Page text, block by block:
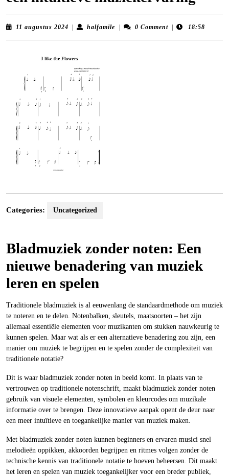
11 augustus 2024 11
halfamile halfamile0 Comment 18:58
Categories: Uncategorized
Bladmuziek zonder noten: Een
nieuwe benadering van muziek
leren en spelen
Traditionele bladmuziek is al eeuwenlang de standaardmethode om muziek
te noteren en te delen. Notenbalken, sleutels, maatsoorten – het zijn
allemaal essentiële elementen voor muzikanten om stukken nauwkeurig te
kunnen spelen. Maar wat als er een alternatieve benadering zou zijn, een
manier om muziek te begrijpen en te spelen zonder de complexiteit van
traditionele notatie?
Dit is waar bladmuziek zonder noten in beeld komt. In plaats van te
vertrouwen op traditionele notenschrift, maakt bladmuziek zonder noten
gebruik van visuele elementen, symbolen en kleurcodes om muzikale
informatie over te brengen. Deze innovatieve aanpak opent de deur naar
een meer intuïtieve en toegankelijke manier van muziek maken.
Met bladmuziek zonder noten kunnen beginners en ervaren musici snel
melodieën oppikken, akkoorden begrijpen en ritmes volgen zonder de
technische kennis van traditionele notatie te hoeven beheersen. Dit maakt
het leren en spelen van muziek toegankelijker voor een breder publiek,